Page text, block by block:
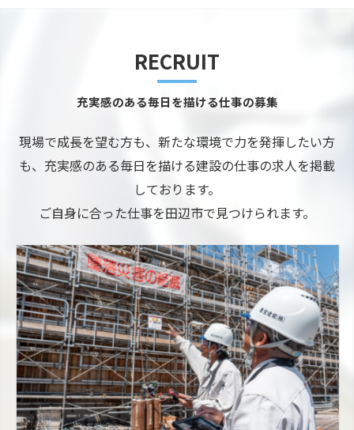
RECRUIT
充実感のある毎日を描ける仕事の募集
現場で成長を望む方も、新たな環境で力を発揮したい方
も、充実感のある毎日を描ける建設の仕事の求人を掲載
しております。
ご自身に合った仕事を田辺市で見つけられます。